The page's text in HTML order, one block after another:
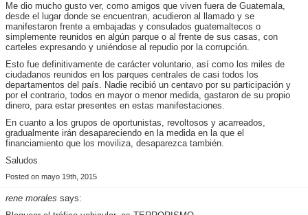
Me dio mucho gusto ver, como amigos que viven fuera de Guatemala,
desde el lugar donde se encuentran, acudieron al llamado y se
manifestaron frente a embajadas y consulados guatemaltecos o
simplemente reunidos en algún parque o al frente de sus casas, con
carteles expresando y uniéndose al repudio por la corrupción.
Esto fue definitivamente de carácter voluntario, así como los miles de
ciudadanos reunidos en los parques centrales de casi todos los
departamentos del país. Nadie recibió un centavo por su participación y
por el contrario, todos en mayor o menor medida, gastaron de su propio
dinero, para estar presentes en estas manifestaciones.
En cuanto a los grupos de oportunistas, revoltosos y acarreados,
gradualmente irán desapareciendo en la medida en la que el
financiamiento que los moviliza, desaparezca también.
Saludos
Posted on mayo 19th, 2015
rene morales says: